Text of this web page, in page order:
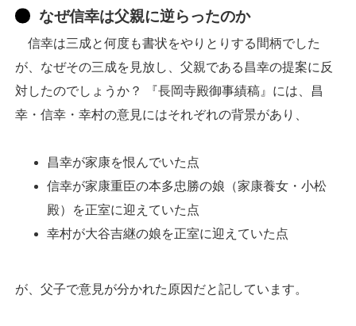
なぜ信幸は父親に逆らったのか
信幸は三成と何度も書状をやりとりする間柄でした
が、なぜその三成を見放し、父親である昌幸の提案に反
対したのでしょうか？ 『長岡寺殿御事績稿』には、昌
幸・信幸・幸村の意見にはそれぞれの背景があり、
昌幸が家康を恨んでいた点
信幸が家康重臣の本多忠勝の娘（家康養女・小松
殿）を正室に迎えていた点
幸村が大谷吉継の娘を正室に迎えていた点
が、父子で意見が分かれた原因だと記しています。